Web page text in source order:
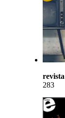
revista
283